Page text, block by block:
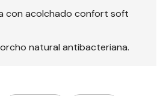
con acolchado confort soft
natural antibacteriana.